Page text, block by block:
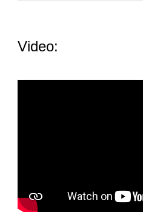
Video: